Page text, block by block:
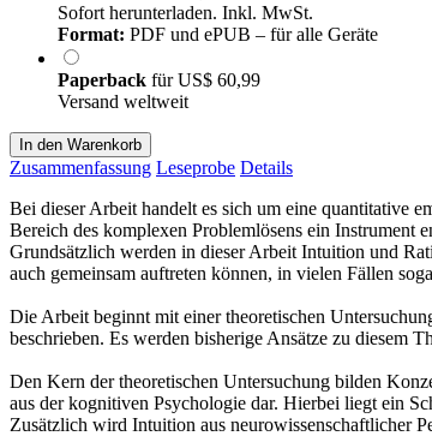
Sofort herunterladen. Inkl. MwSt.
Format: PDF und ePUB – für alle Geräte
Paperback fürUS$ 60,99
Versand weltweit
In den Warenkorb
Zusammenfassung Leseprobe Details
Bei dieser Arbeit handelt es sich um eine quantitative
Bereich des komplexen Problemlösens ein
Grundsätzlich werden in dieser Arbeit Intuition und
auch gemeinsam auftreten können, in vielen Fällen
Die Arbeit beginnt mit einer theoretischen
beschrieben. Es werden bisherige Ansätze zu diesem
Den Kern der theoretischen Untersuchung bilden
aus der kognitiven Psychologie dar. Hierbei liegt ein
Zusätzlich wird Intuition aus neurowissenschaftlicher